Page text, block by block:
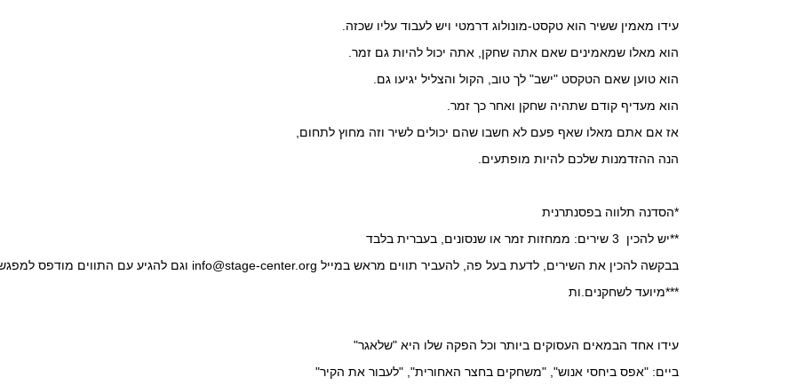
עידו מאמין ששיר הוא טקסט-מונולוג דרמטי ויש לעבוד עליו שכזה.
הוא מאלו שמאמינים שאם אתה שחקן, אתה יכול להיות גם זמר.
הוא טוען שאם הטקסט "ישב" לך טוב, הקול והצליל יגיעו גם.
הוא מעדיף קודם שתהיה שחקן ואחר כך זמר.
אז אם אתם מאלו שאף פעם לא חשבו שהם יכולים לשיר וזה מחוץ לתחום,
הנה ההזדמנות שלכם להיות מופתעים.
*הסדנה תלווה בפסנתרנית
**יש להכין 3 שירים: ממחזות זמר או שנסונים, בעברית בלבד
בבקשה להכין את השירים, לדעת בעל פה, להעביר תווים מראש במייל info@stage-center.org וגם להגיע עם התווים מודפס
***מיועד לשחקנים.ות
עידו אחד הבמאים העסוקים ביותר וכל הפקה שלו היא "שלאגר"
ביים: "אפס ביחסי אנוש", "משחקים בחצר האחורית", "לעבור את הקיר"